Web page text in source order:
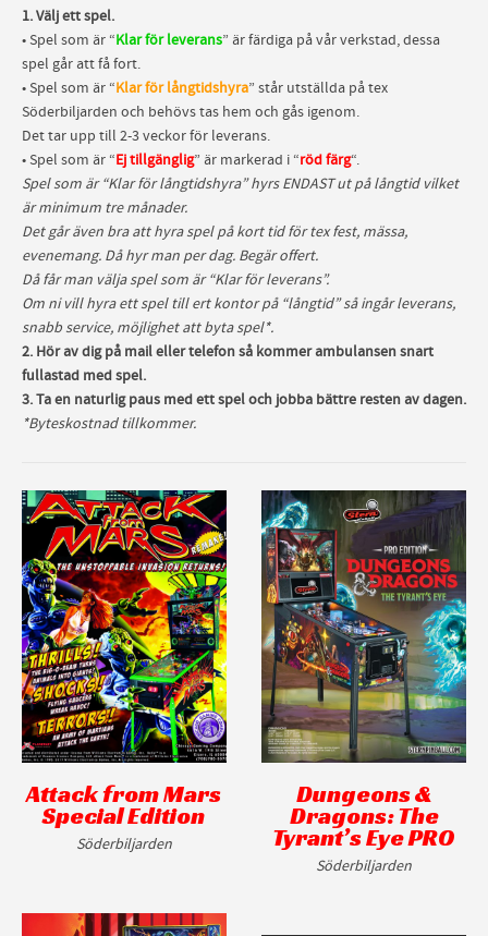
1. Välj ett spel.
• Spel som är “Klar för leverans” är färdiga på vår verkstad, dessa
spel går att få fort.
• Spel som är “Klar för långtidshyra” står utställda på tex
Söderbiljarden och behövs tas hem och gås igenom.
Det tar upp till 2-3 veckor för leverans.
• Spel som är “Ej tillgänglig” är markerad i “röd färg“.
Spel som är “Klar för långtidshyra” hyrs ENDAST ut på långtid vilket
är minimum tre månader.
Det går även bra att hyra spel på kort tid för tex fest, mässa,
evenemang. Då hyr man per dag. Begär offert.
Då får man välja spel som är “Klar för leverans”.
Om ni vill hyra ett spel till ert kontor på “långtid” så ingår leverans,
snabb service, möjlighet att byta spel*.
2. Hör av dig på mail eller telefon så kommer ambulansen snart
fullastad med spel.
3. Ta en naturlig paus med ett spel och jobba bättre resten av dagen.
*Byteskostnad tillkommer.
Attack from Mars
Special Edition
Söderbiljarden
Dungeons &
Dragons: The
Tyrant’s Eye PRO
Söderbiljarden